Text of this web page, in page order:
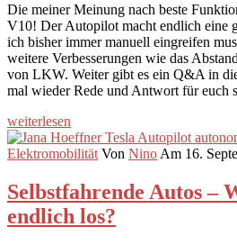
Die meiner Meinung nach beste
V10! Der Autopilot macht endlich eine
ich bisher immer manuell eingreifen
weitere Verbesserungen wie das
von LKW. Weiter gibt es ein Q&A in
mal wieder Rede und Antwort für euch
weiterlesen
Elektromobilität Von Nino Am 16.
Selbstfahrende Autos –
endlich los?